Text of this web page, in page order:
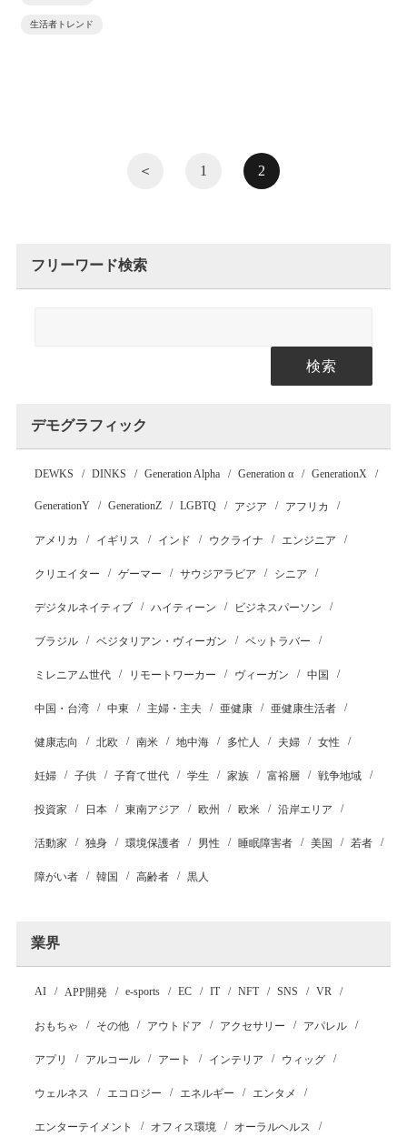
フリーワード検索
検索
デモグラフィック
DEWKS DINKS Generation Alpha Generation α GenerationX
GenerationY GenerationZ LGBTQ アジア アフリカ
アメリカ イギリス インド ウクライナ エンジニア
クリエイター ゲーマー サウジアラビア シニア
デジタルネイティブ ハイティーン ビジネスパーソン
ブラジル ベジタリアン・ヴィーガン ペットラバー
ミレニアム世代 リモートワーカー ヴィーガン 中国
中国・台湾 中東 主婦・主夫 亜健康 亜健康生活者
健康志向 北欧 南米 地中海 多忙人 夫婦 女性
妊婦 子供 子育て世代 学生 家族 富裕層 戦争地域
投資家 日本 東南アジア 欧州 欧米 沿岸エリア
活動家 独身 環境保護者 男性 睡眠障害者 美国 若者
障がい者 韓国 高齢者 黒人
業界
AI APP開発 e-sports EC IT NFT SNS VR
おもちゃ その他 アウトドア アクセサリー アパレル
アプリ アルコール アート インテリア ウィッグ
ウェルネス エコロジー エネルギー エンタメ
エンターテイメント オフィス環境 オーラルヘルス
生活者トレンド
＜ 1 2